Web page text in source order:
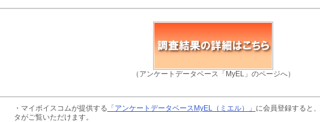
（アンケートデータベース「MyEL」のページへ）
・マイボイスコムが提供する 「アンケートデータベースMyEL（ミエル）」 に会員登録すると
タがご覧いただけます。